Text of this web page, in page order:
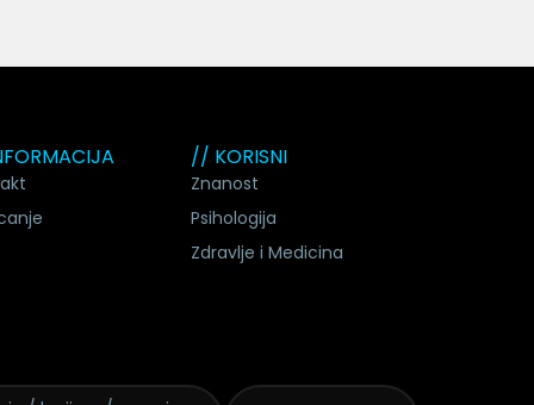
// KORISNI
Znanost
Psihologija
Zdravlje i Medicina